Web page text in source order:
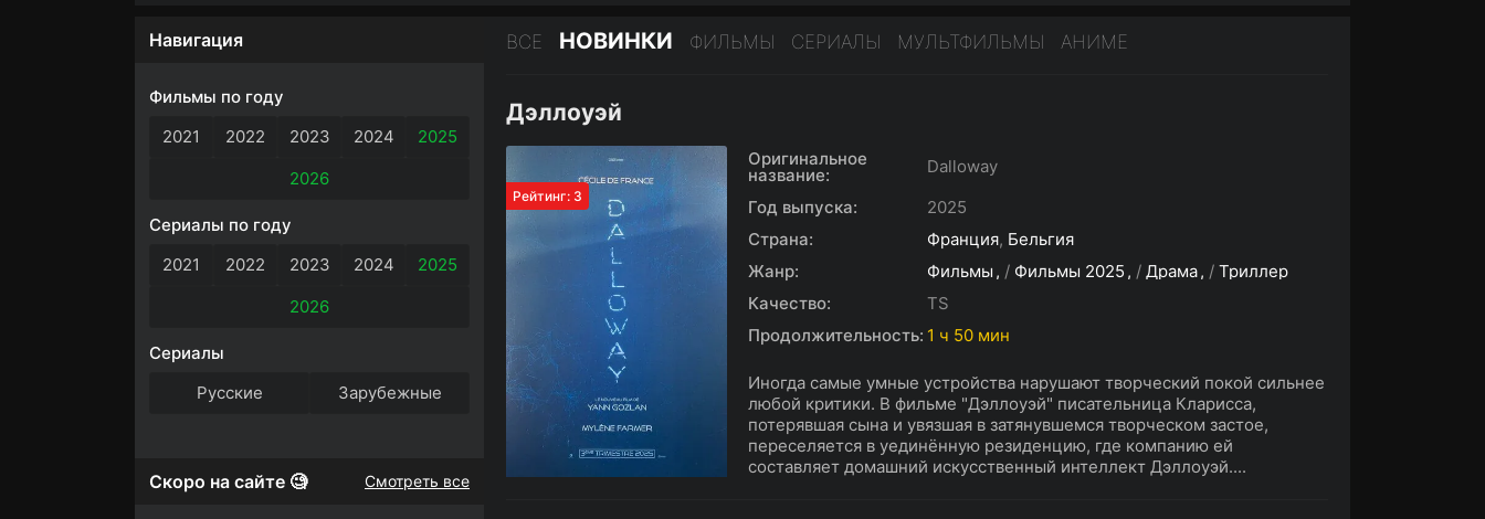
ВСЕ НОВИНКИ ФИЛЬМЫ СЕРИАЛЫ МУЛЬТФИЛЬМЫ АНИМЕ
Дэллоуэй
Рейтинг: 3
Оригинальное
название:
Dalloway
Год выпуска:
2025
Страна:
Франция, Бельгия
Жанр:
Фильмы / Фильмы 2025 / Драма / Триллер
Качество:
TS
Продолжительность: 1 ч 50 мин
Иногда самые умные устройства нарушают творческий покой сильнее
любой критики. В фильме "Дэллоуэй" писательница Кларисса,
потерявшая сына и увязшая в затянувшемся творческом застое,
переселяется в уединённую резиденцию, где компанию ей
составляет домашний искусственный интеллект Дэллоуэй....
Навигация
Фильмы по году
2021
2022 2023 2024
2025
2026
Сериалы по году
2021
2022 2023 2024
2025
2026
Сериалы
Русские
Зарубежные
Скоро на сайте 🧐 Смотреть все